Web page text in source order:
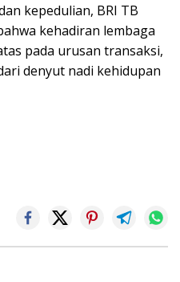
kepedulian, BRI TB
kehadiran lembaga
pada urusan transaksi,
denyut nadi kehidupan